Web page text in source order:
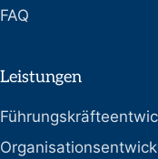
FAQ
Leistungen